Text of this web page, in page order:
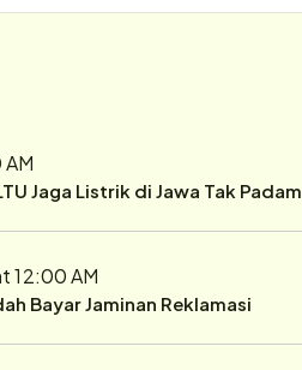
Jaga Listrik di Jawa Tak Padam
12:00 AM
Bayar Jaminan Reklamasi